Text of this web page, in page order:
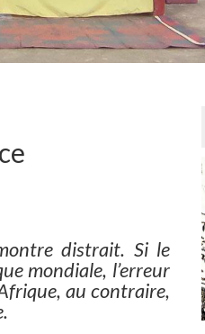
distrait. Si le
mondiale, l’erreur
au contraire,